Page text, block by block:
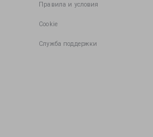
Правила и условия
Cookie
Служба поддержки